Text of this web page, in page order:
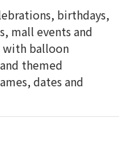
birthdays,
mall events and
with balloon
themed
dates and